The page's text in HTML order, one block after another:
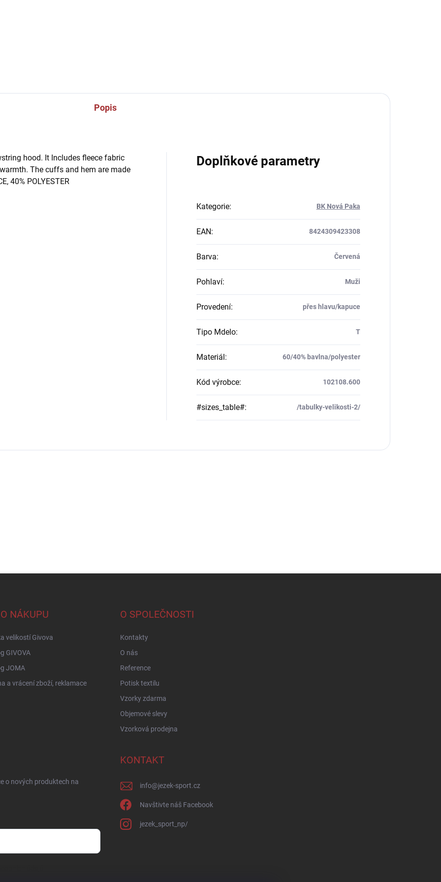
Popis
hood. It Includes fleece fabric
The cuffs and hem are made
40% POLYESTER
Doplňkové parametry
Kategorie: BK Nová Paka
EAN: 8424309423308
Barva: Červená
Pohlaví: Muži
Provedení: přes hlavu/kapuce
Tipo Mdelo: T
Materiál: 60/40% bavlna/polyester
Kód výrobce: 102108.600
#sizes_table#: /tabulky-velikosti-2/
NÁKUPU
velikostí Givova
GIVOVA
JOMA
a vrácení zboží, reklamace
O SPOLEČNOSTI
Kontakty
O nás
Reference
Potisk textilu
Vzorky zdarma
Objemové slevy
Vzorková prodejna
o nových produktech na
KONTAKT
info@jezek-sport.cz
Navštivte náš Facebook
jezek_sport_np/